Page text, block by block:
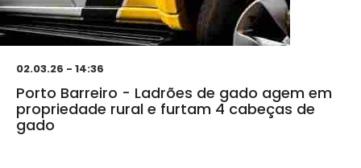
02.03.26 - 14:36
Porto Barreiro - Ladrões de gado agem em
propriedade rural e furtam 4 cabeças de
gado